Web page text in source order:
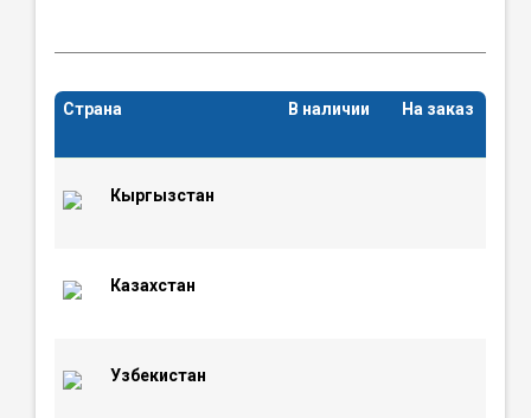
Страна В наличии На заказ
Кыргызстан
Казахстан
Узбекистан